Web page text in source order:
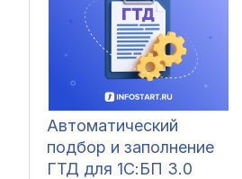
Автоматический
подбор и заполнение
ГТД для 1С:БП 3.0